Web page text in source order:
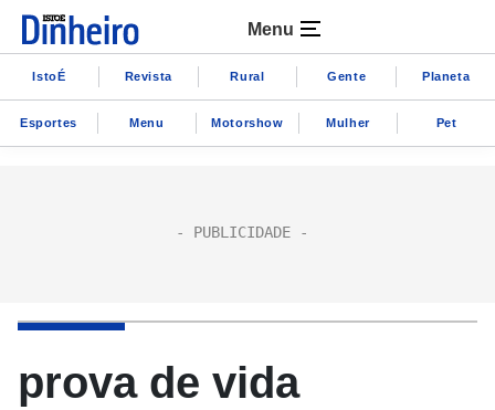
Menu
IstoÉ Revista Rural Gente Planeta
Esportes Menu Motorshow Mulher Pet
prova de vida